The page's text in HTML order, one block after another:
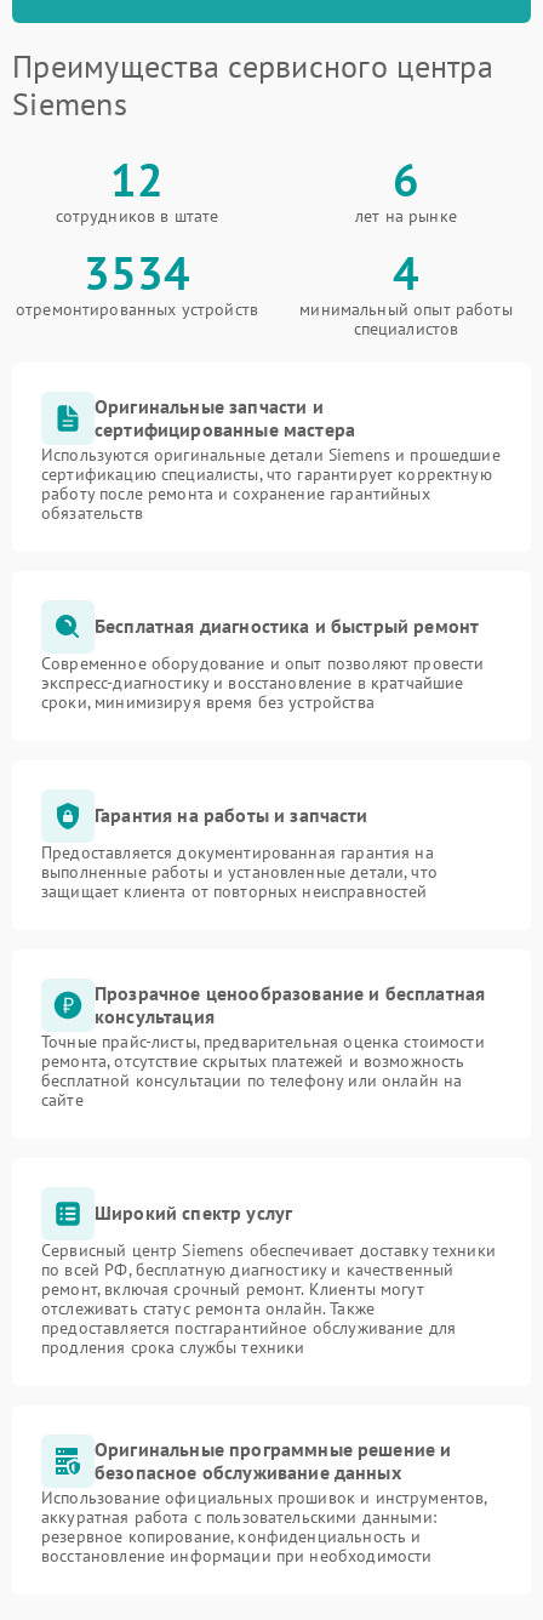
Преимущества сервисного центра
Siemens
12
сотрудников в штате
6
лет на рынке
3534
отремонтированных устройств
4
минимальный опыт работы
специалистов
Оригинальные запчасти и
сертифицированные мастера
Используются оригинальные детали Siemens и прошедшие
сертификацию специалисты, что гарантирует корректную
работу после ремонта и сохранение гарантийных
обязательств
Бесплатная диагностика и быстрый ремонт
Современное оборудование и опыт позволяют провести
экспресс-диагностику и восстановление в кратчайшие
сроки, минимизируя время без устройства
Гарантия на работы и запчасти
Предоставляется документированная гарантия на
выполненные работы и установленные детали, что
защищает клиента от повторных неисправностей
Прозрачное ценообразование и бесплатная
консультация
Точные прайс-листы, предварительная оценка стоимости
ремонта, отсутствие скрытых платежей и возможность
бесплатной консультации по телефону или онлайн на
сайте
Широкий спектр услуг
Сервисный центр Siemens обеспечивает доставку техники
по всей РФ, бесплатную диагностику и качественный
ремонт, включая срочный ремонт. Клиенты могут
отслеживать статус ремонта онлайн. Также
предоставляется постгарантийное обслуживание для
продления срока службы техники
Оригинальные программные решение и
безопасное обслуживание данных
Использование официальных прошивок и инструментов,
аккуратная работа с пользовательскими данными:
резервное копирование, конфиденциальность и
восстановление информации при необходимости